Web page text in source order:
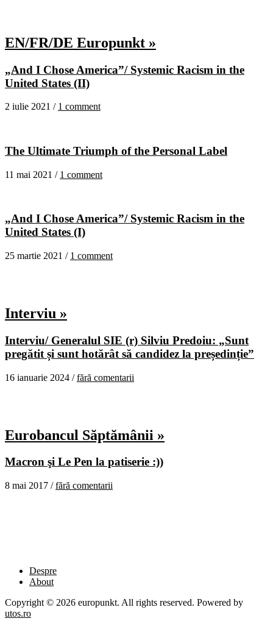
EN/FR/DE Europunkt »
„And I Chose America”/ Systemic Racism in the
United States (II)
2 iulie 2021 / 1 comment
The Ultimate Triumph of the Personal Label
11 mai 2021 / 1 comment
„And I Chose America”/ Systemic Racism in the
United States (I)
25 martie 2021 / 1 comment
Interviu »
Interviu/ Generalul SIE (r) Silviu Predoiu: „Sunt
pregătit și sunt hotărât să candidez la președinție”
16 ianuarie 2024 /fără comentarii
Eurobancul Săptămânii »
Macron şi Le Pen la patiserie :))
8 mai 2017 /fără comentarii
Despre
About
Copyright © 2026 europunkt. All rights reserved. Powered by
utos.ro